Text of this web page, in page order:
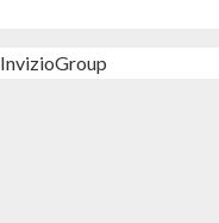
InvizioGroup